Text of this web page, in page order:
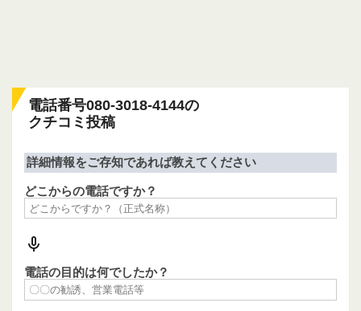
電話番号080-3018-4144の
クチコミ投稿
詳細情報をご存知であれば教えてください
どこからの電話ですか？
電話の目的は何でしたか？